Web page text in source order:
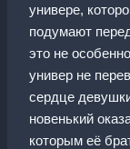
универе,
подумают
это не
универ не
сердце
новенький
которым её